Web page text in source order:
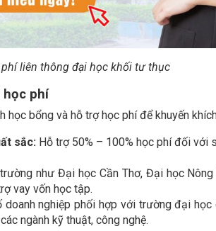
liên thông đại học khối tư thục
học phí
học bổng và hỗ trợ học phí để khuyến
sắc: Hỗ trợ 50% – 100% học phí đối với
như Đại học Cần Thơ, Đại học Nông
vay vốn học tập.
doanh nghiệp phối hợp với trường đại
ngành kỹ thuật, công nghệ.